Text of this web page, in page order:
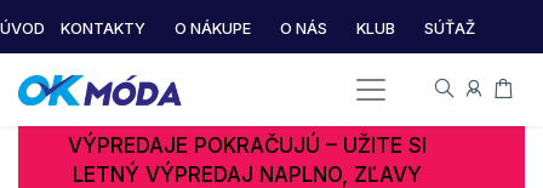
ÚVOD KONTAKTY O NÁKUPE O NÁS KLUB SÚŤAŽ
VÝPREDAJE POKRAČUJÚ – UŽITE SI
LETNÝ VÝPREDAJ NAPLNO, ZĽAVY